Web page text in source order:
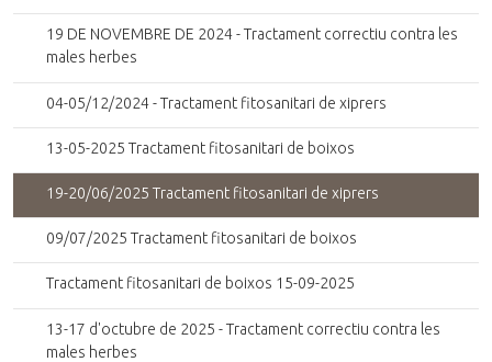
19 DE NOVEMBRE DE 2024 - Tractament correctiu contra les
males herbes
04-05/12/2024 - Tractament fitosanitari de xiprers
13-05-2025 Tractament fitosanitari de boixos
19-20/06/2025 Tractament fitosanitari de xiprers
09/07/2025 Tractament fitosanitari de boixos
Tractament fitosanitari de boixos 15-09-2025
13-17 d'octubre de 2025 - Tractament correctiu contra les
males herbes